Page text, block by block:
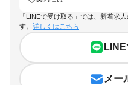
「LINEで受け取る」では、新着求
す。 詳しくはこちら
メー